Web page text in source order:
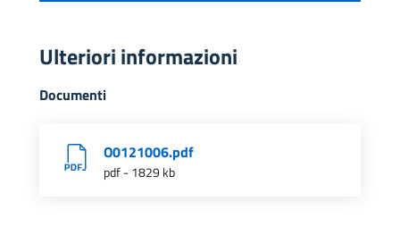
Ulteriori informazioni
Documenti
O0121006.pdf
pdf - 1829 kb